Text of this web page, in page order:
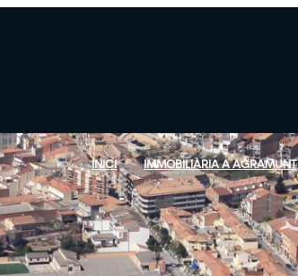
INICI IMMOBILIÀRIA A AGRAMUNT